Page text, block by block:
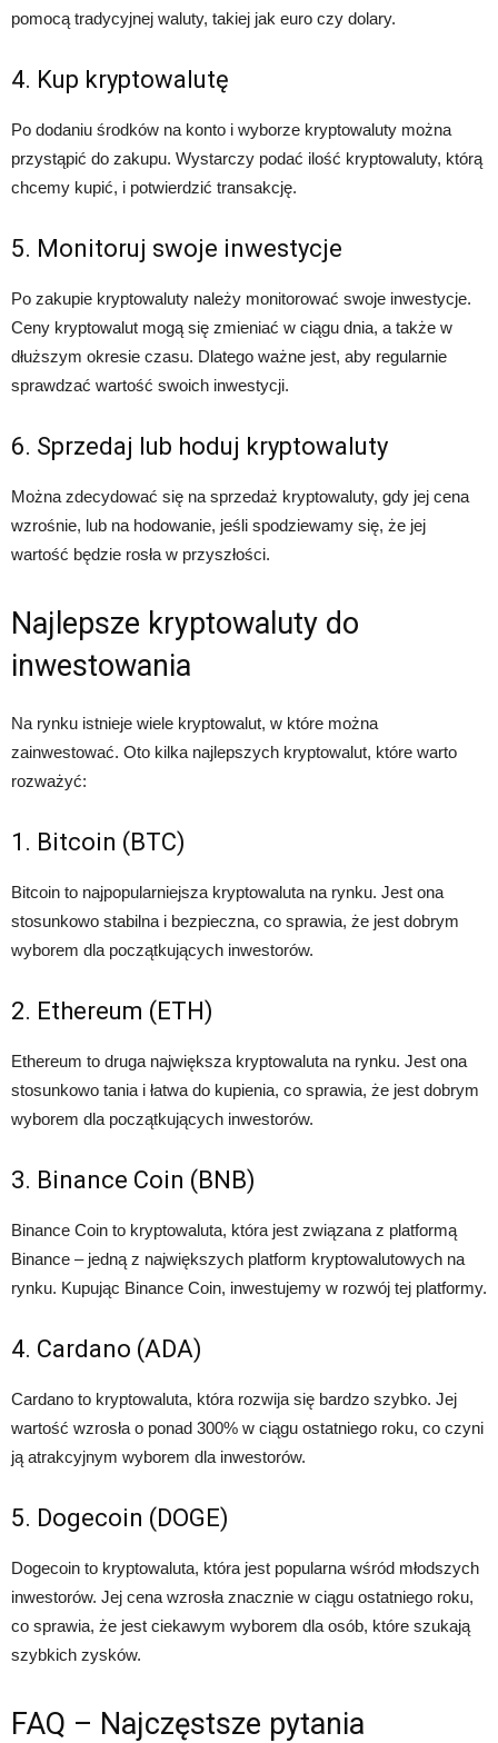
pomocą tradycyjnej waluty, takiej jak euro czy dolary.
4. Kup kryptowalutę
Po dodaniu środków na konto i wyborze kryptowaluty można
przystąpić do zakupu. Wystarczy podać ilość kryptowaluty, którą
chcemy kupić, i potwierdzić transakcję.
5. Monitoruj swoje inwestycje
Po zakupie kryptowaluty należy monitorować swoje inwestycje.
Ceny kryptowalut mogą się zmieniać w ciągu dnia, a także w
dłuższym okresie czasu. Dlatego ważne jest, aby regularnie
sprawdzać wartość swoich inwestycji.
6. Sprzedaj lub hoduj kryptowaluty
Można zdecydować się na sprzedaż kryptowaluty, gdy jej cena
wzrośnie, lub na hodowanie, jeśli spodziewamy się, że jej
wartość będzie rosła w przyszłości.
Najlepsze kryptowaluty do
inwestowania
Na rynku istnieje wiele kryptowalut, w które można
zainwestować. Oto kilka najlepszych kryptowalut, które warto
rozważyć:
1. Bitcoin (BTC)
Bitcoin to najpopularniejsza kryptowaluta na rynku. Jest ona
stosunkowo stabilna i bezpieczna, co sprawia, że jest dobrym
wyborem dla początkujących inwestorów.
2. Ethereum (ETH)
Ethereum to druga największa kryptowaluta na rynku. Jest ona
stosunkowo tania i łatwa do kupienia, co sprawia, że jest dobrym
wyborem dla początkujących inwestorów.
3. Binance Coin (BNB)
Binance Coin to kryptowaluta, która jest związana z platformą
Binance – jedną z największych platform kryptowalutowych na
rynku. Kupując Binance Coin, inwestujemy w rozwój tej platformy.
4. Cardano (ADA)
Cardano to kryptowaluta, która rozwija się bardzo szybko. Jej
wartość wzrosła o ponad 300% w ciągu ostatniego roku, co czyni
ją atrakcyjnym wyborem dla inwestorów.
5. Dogecoin (DOGE)
Dogecoin to kryptowaluta, która jest popularna wśród młodszych
inwestorów. Jej cena wzrosła znacznie w ciągu ostatniego roku,
co sprawia, że jest ciekawym wyborem dla osób, które szukają
szybkich zysków.
FAQ – Najczęstsze pytania